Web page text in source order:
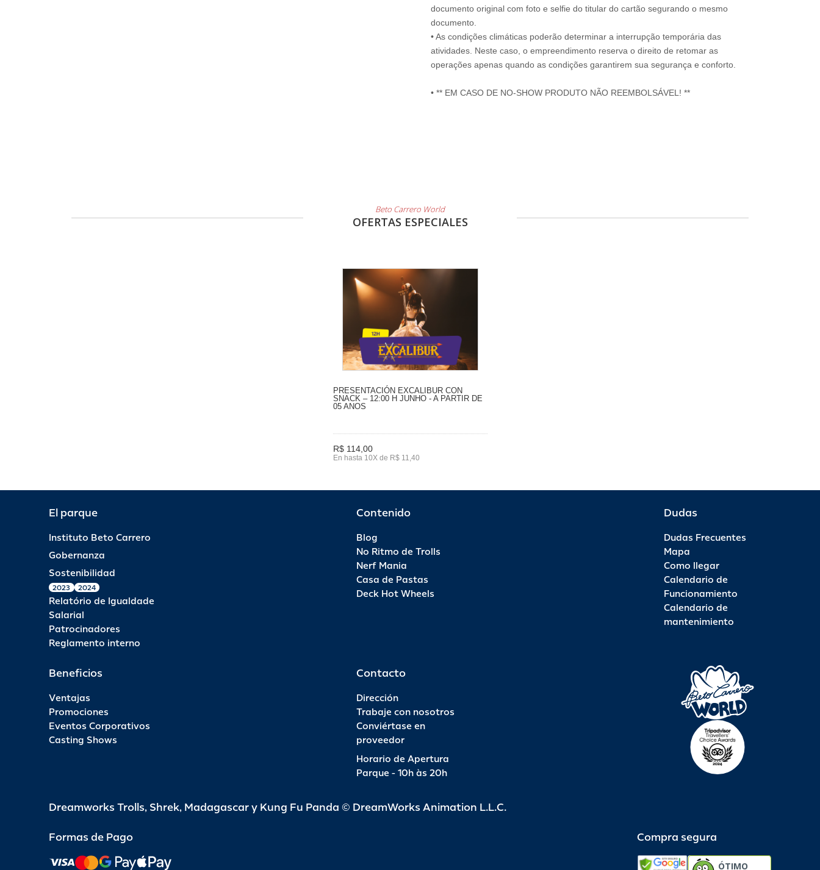
documento original com foto e selfie do titular do cartão segurando o mesmo
documento.
• As condições climáticas poderão determinar a interrupção temporária das
atividades. Neste caso, o empreendimento reserva o direito de retomar as
operações apenas quando as condições garantirem sua segurança e conforto.
• ** EM CASO DE NO-SHOW PRODUTO NÃO REEMBOLSÁVEL! **
Beto Carrero World
OFERTAS ESPECIALES
PRESENTACIÓN EXCALIBUR CON
SNACK – 12:00 H JUNHO - A PARTIR DE
05 ANOS
R$ 114,00
En hasta 10X de R$ 11,40
El parque
Instituto Beto Carrero
Gobernanza
Sostenibilidad
2023 2024
Relatório de Igualdade
Salarial
Patrocinadores
Reglamento interno
Contenido
Blog
No Ritmo de Trolls
Nerf Mania
Casa de Pastas
Deck Hot Wheels
Dudas
Dudas Frecuentes
Mapa
Como llegar
Calendario de
Funcionamiento
Calendario de
mantenimiento
Beneficios
Ventajas
Promociones
Eventos Corporativos
Casting Shows
Contacto
Dirección
Trabaje con nosotros
Conviértase en
proveedor
Horario de Apertura
Parque - 10h às 20h
Dreamworks Trolls, Shrek, Madagascar y Kung Fu Panda © DreamWorks Animation L.L.C.
Formas de Pago Compra segura
ÓTIMO